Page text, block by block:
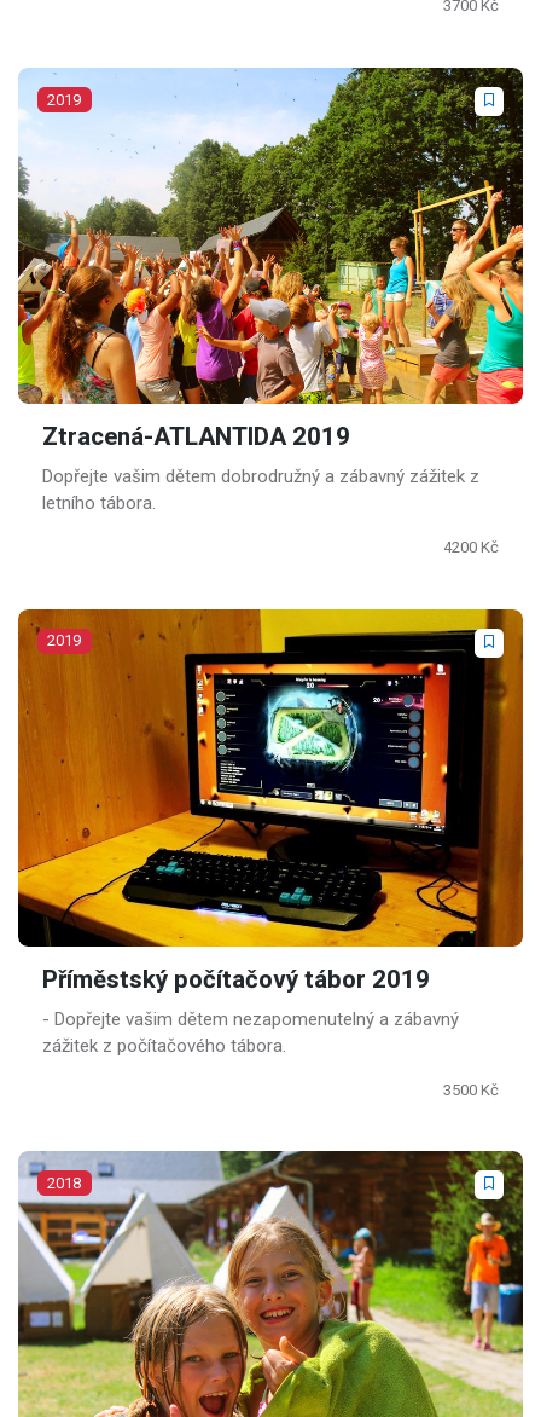
3700 Kč
2019
Ztracená-ATLANTIDA 2019
Dopřejte vašim dětem dobrodružný a zábavný zážitek z
letního tábora.
4200 Kč
2019
Příměstský počítačový tábor 2019
- Dopřejte vašim dětem nezapomenutelný a zábavný
zážitek z počítačového tábora.
3500 Kč
2018